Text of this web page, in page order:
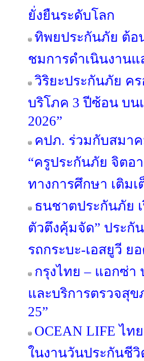
ยั่งยืนระดับโลก
ทิพยประกันภัย ต้อ
ชมการดำเนินงาน
วิริยะประกันภัย ค
บริโภค 3 ปีซ้อน บนเ
2026”
คปภ. ร่วมกับสมา
“ครูประกันภัย จิตอ
ทางการศึกษา เติม
ธนชาตประกันภัย
ตัวตึงคุ้มจัด” ประกั
รถกระบะ-เอสยูวี ย
กรุงไทย – แอกซ่
และบริการตรวจสุ
25”
OCEAN LIFE ไ
ในงานวันประกันชี